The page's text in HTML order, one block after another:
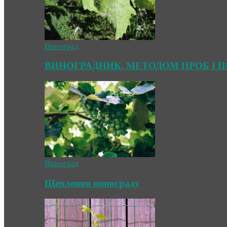
Виноград
ВИНОГРАДНИК. МЕТОДОМ ПРОБ І
Виноград
Щеплення винограду